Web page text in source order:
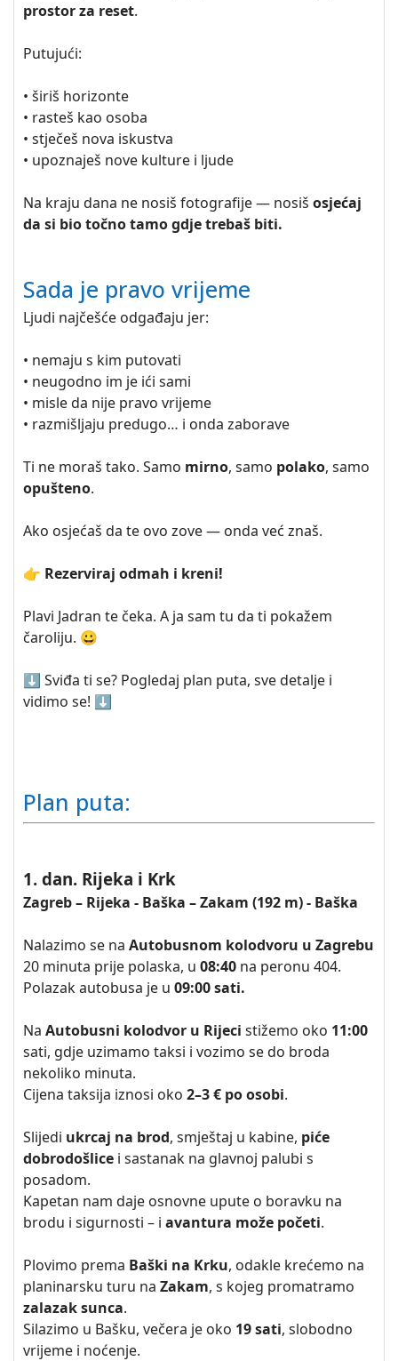
prostor za reset.
Putujući:
• širiš horizonte
• rasteš kao osoba
• stječeš nova iskustva
• upoznaješ nove kulture i ljude
Na kraju dana ne nosiš fotografije — nosiš osjećaj
da si bio točno tamo gdje trebaš biti.
Sada je pravo vrijeme
Ljudi najčešće odgađaju jer:
• nemaju s kim putovati
• neugodno im je ići sami
• misle da nije pravo vrijeme
• razmišljaju predugo… i onda zaborave
Ti ne moraš tako. Samo mirno, samo polako, samo
opušteno.
Ako osjećaš da te ovo zove — onda već znaš.
👉 Rezerviraj odmah i kreni!
Plavi Jadran te čeka. A ja sam tu da ti pokažem
čaroliju. 😀
⬇️ Sviđa ti se? Pogledaj plan puta, sve detalje i
vidimo se! ⬇️
Plan puta:
1. dan. Rijeka i Krk
Zagreb – Rijeka - Baška – Zakam (192 m) - Baška
Nalazimo se na Autobusnom kolodvoru u Zagrebu
20 minuta prije polaska, u 08:40 na peronu 404.
Polazak autobusa je u 09:00 sati.
Na Autobusni kolodvor u Rijeci stižemo oko 11:00
sati, gdje uzimamo taksi i vozimo se do broda
nekoliko minuta.
Cijena taksija iznosi oko 2–3 € po osobi.
Slijedi ukrcaj na brod, smještaj u kabine, piće
dobrodošlice i sastanak na glavnoj palubi s
posadom.
Kapetan nam daje osnovne upute o boravku na
brodu i sigurnosti – i avantura može početi.
Plovimo prema Baški na Krku, odakle krećemo na
planinarsku turu na Zakam, s kojeg promatramo
zalazak sunca.
Silazimo u Bašku, večera je oko 19 sati, slobodno
vrijeme i noćenje.